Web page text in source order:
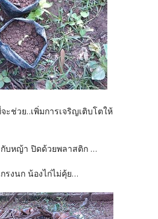
ะช่วย..เพิ่มการเจริญเติบโตให้
บหญ้า ปิดด้วยพลาสติก ...
งนก น้องไก่ไม่คุ้ย...